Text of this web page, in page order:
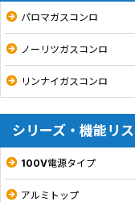
パロマガスコンロ
ノーリツガスコンロ
リンナイガスコンロ
シリーズ・機能リ
100V電源タイプ
アルミトップ